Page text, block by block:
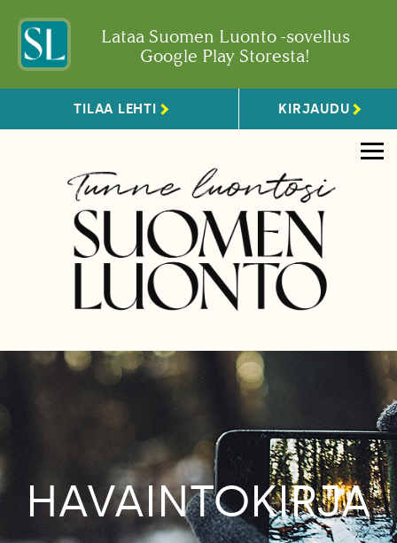
Lataa Suomen Luonto -sovellus
Google Play Storesta!
TILAA LEHTI KIRJAUDU
HAVAINTOKIRJA